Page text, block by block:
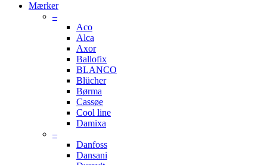
Mærker
–
Aco
Alca
Axor
Ballofix
BLANCO
Blücher
Børma
Cassøe
Cool line
Damixa
–
Danfoss
Dansani